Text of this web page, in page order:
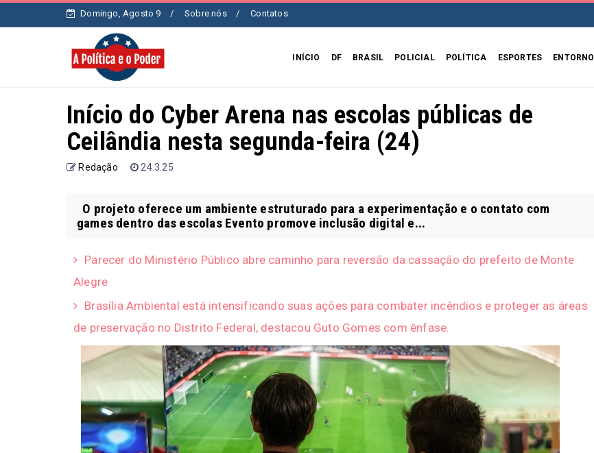
Domingo, Agosto 9 Sobre nós Contatos
INÍCIO DF BRASIL POLICIAL POLÍTICA ESPORTES
Início do Cyber Arena nas escolas públicas de
Ceilândia nesta segunda-feira (24)
Redação 24.3.25
O projeto oferece um ambiente estruturado para a experimentação e o contato com
games dentro das escolas Evento promove inclusão digital e...
Parecer do Ministério Público abre caminho para reversão da cassação do prefeito de Monte
Alegre
Brasília Ambiental está intensificando suas ações para combater incêndios e proteger as áreas
de preservação no Distrito Federal, destacou Guto Gomes com ênfase.